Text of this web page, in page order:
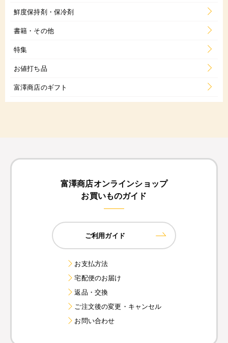
鮮度保持剤・保冷剤
書籍・その他
特集
お値打ち品
富澤商店のギフト
富澤商店オンラインショップ
お買いものガイド
ご利用ガイド
お支払方法
宅配便のお届け
返品・交換
ご注文後の変更・キャンセル
お問い合わせ